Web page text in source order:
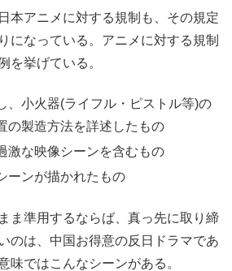
本アニメに対する規制も、その規定
になっている。アニメに対する規制
を挙げている。
、小火器(ライフル・ピストル等)の
の製造方法を詳述したもの
激な映像シーンを含むもの
ーンが描かれたもの
ま準用するならば、真っ先に取り締
のは、中国お得意の反日ドラマであ
味ではこんなシーンがある。